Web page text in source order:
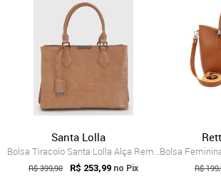
Santa Lolla
Bolsa Tiracolo Santa Lolla Alça Removivel Bege
R$ 399,90 R$ 253,99 no Pix R$